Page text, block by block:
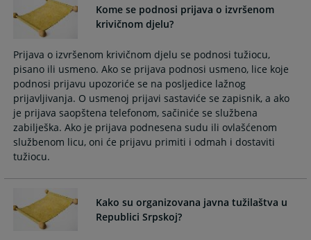
question
mark
key
to
get
the
keyboard
shortcuts
for
changing
dates.
the
question
key
to
get
the
keyboard
shortcuts
for
dates.
Kome se podnosi prijava o izvršenom
krivičnom djelu?
Prijava o izvršenom krivičnom djelu se podnosi tužiocu,
pisano ili usmeno. Ako se prijava podnosi usmeno, lice koje
podnosi prijavu upozoriće se na posljedice lažnog
prijavljivanja. O usmenoj prijavi sastaviće se zapisnik, a ako
je prijava saopštena telefonom, sačiniće se službena
zabilješka. Ako je prijava podnesena sudu ili ovlašćenom
službenom licu, oni će prijavu primiti i odmah i dostaviti
tužiocu.
Kako su organizovana javna tužilaštva u
Republici Srpskoj?